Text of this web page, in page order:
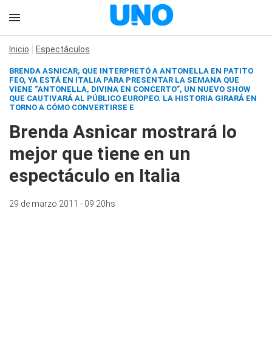
Inicio Espectáculos
BRENDA ASNICAR, QUE INTERPRETÓ A ANTONELLA EN PATITO
FEO, YA ESTÁ EN ITALIA PARA PRESENTAR LA SEMANA QUE
VIENE “ANTONELLA, DIVINA EN CONCERTO”, UN NUEVO SHOW
QUE CAUTIVARÁ AL PÚBLICO EUROPEO. LA HISTORIA GIRARÁ EN
TORNO A CÓMO CONVERTIRSE E
Brenda Asnicar mostrará lo
mejor que tiene en un
espectáculo en Italia
29 de marzo 2011 - 09:20hs